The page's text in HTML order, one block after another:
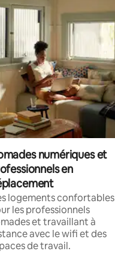
numériques et
en
logements confortables
les professionnels
et travaillant à
avec le wifi et des
de travail.